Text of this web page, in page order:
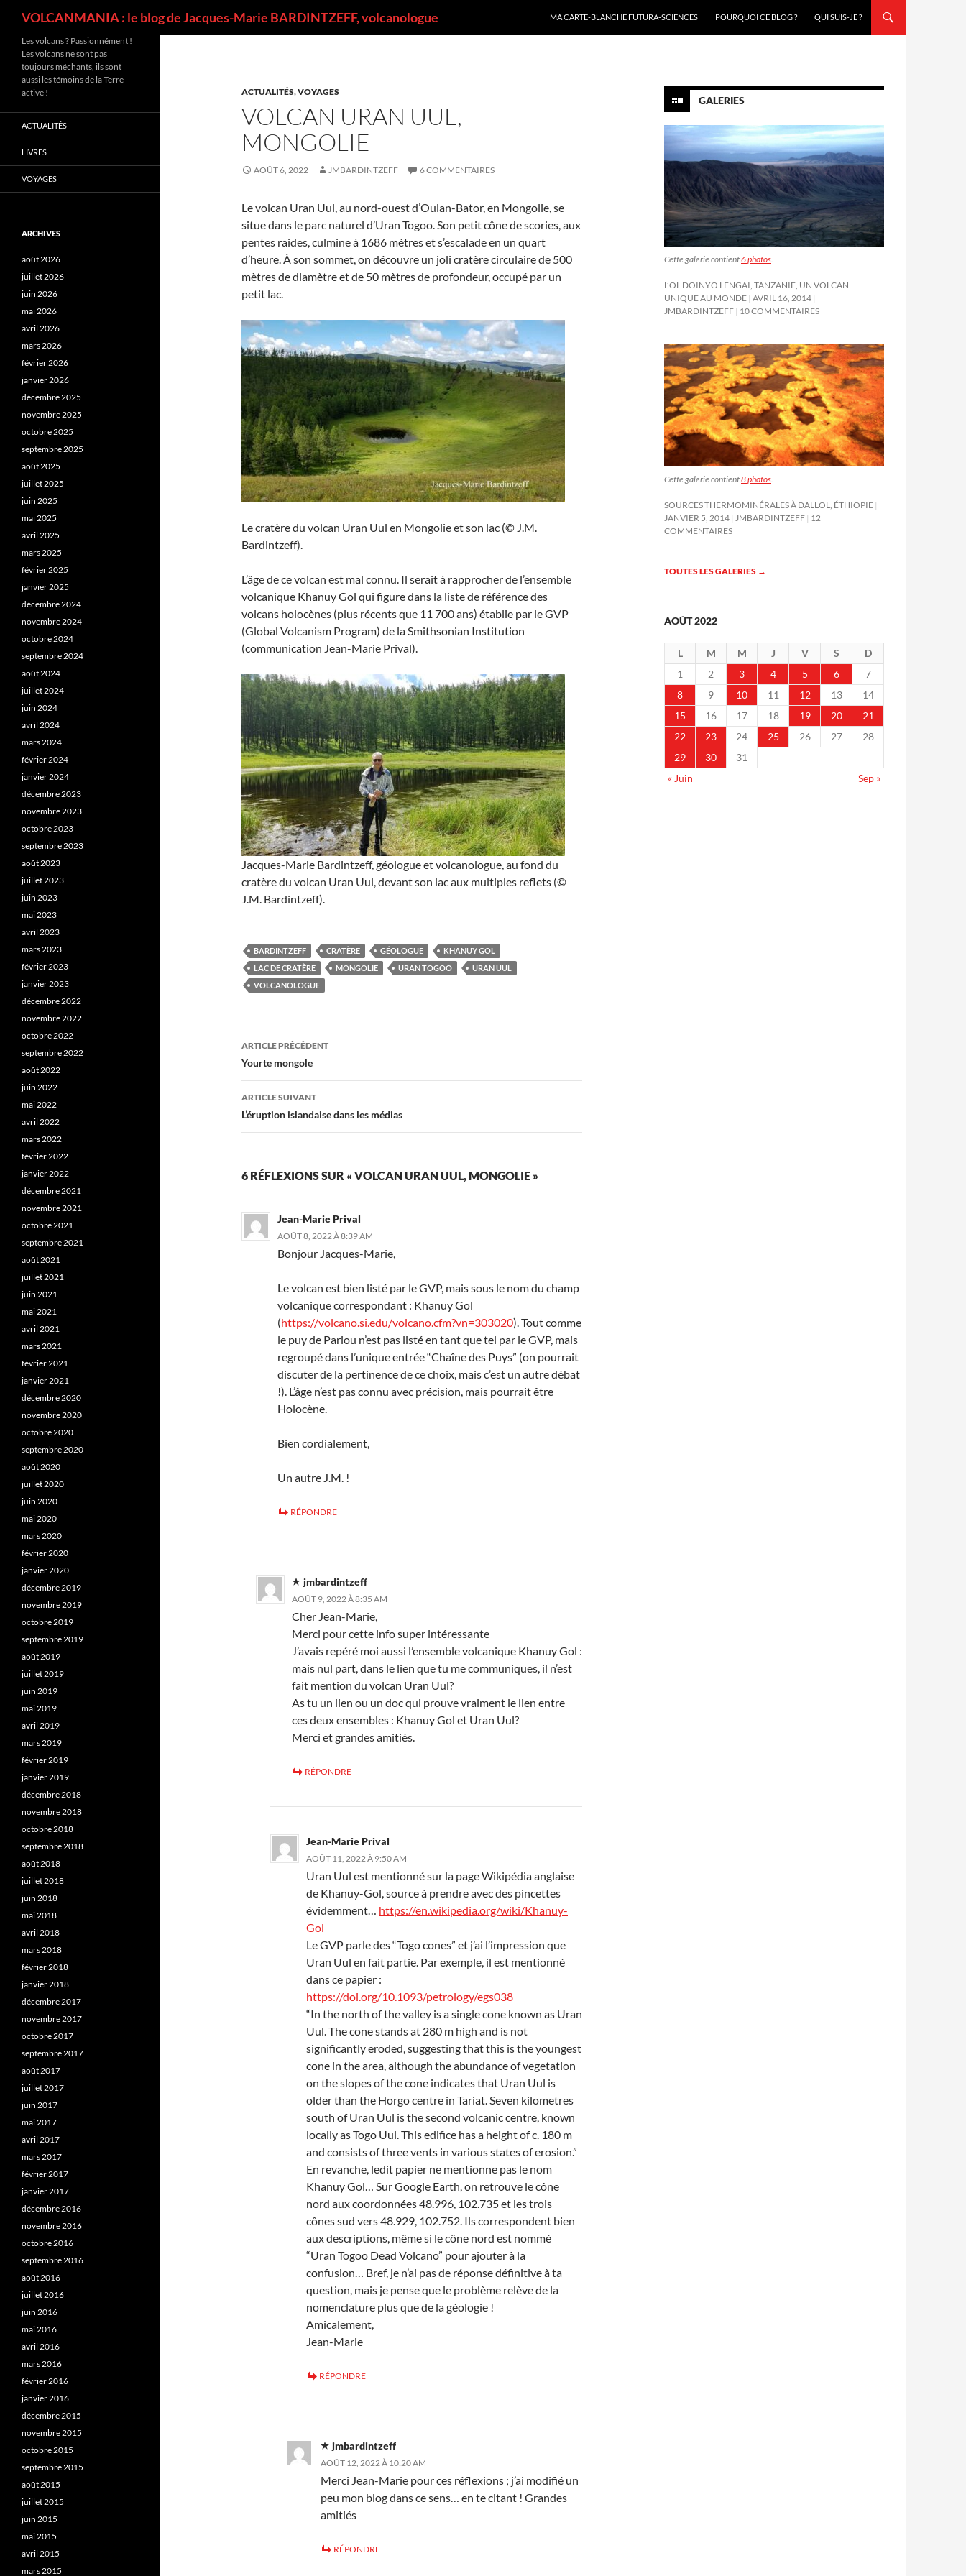
VOLCANMANIA : le blog de Jacques-Marie BARDINTZEFF, volcanologue
MA CARTE-BLANCHE FUTURA-SCIENCES
POURQUOI CE BLOG ? QUI SUIS-JE ?
ACTUALITÉS,VOYAGES
VOLCAN URAN UUL,
MONGOLIE
AOÛT 6, 2022 JMBARDINTZEFF 6 COMMENTAIRES
Le volcan Uran Uul, au nord-ouest d’Oulan-Bator, en Mongolie, se
situe dans le parc naturel d’Uran Togoo. Son petit cône de scories, aux
pentes raides, culmine à 1686 mètres et s’escalade en un quart
d’heure. À son sommet, on découvre un joli cratère circulaire de 500
mètres de diamètre et de 50 mètres de profondeur, occupé par un
petit lac.
Le cratère du volcan Uran Uul en Mongolie et son lac (© J.M.
Bardintzeff).
L’âge de ce volcan est mal connu. Il serait à rapprocher de l’ensemble
volcanique Khanuy Gol qui figure dans la liste de référence des
volcans holocènes (plus récents que 11 700 ans) établie par le GVP
(Global Volcanism Program) de la Smithsonian Institution
(communication Jean-Marie Prival).
Jacques-Marie Bardintzeff, géologue et volcanologue, au fond du
cratère du volcan Uran Uul, devant son lac aux multiples reflets (©
J.M. Bardintzeff).
BARDINTZEFF CRATÈRE GÉOLOGUE
KHANUY GOL
LAC DE CRATÈRE
MONGOLIE URAN TOGOO
URAN UUL
VOLCANOLOGUE
Navigation
des
articles
ARTICLE PRÉCÉDENT
Yourte mongole
ARTICLE SUIVANT
L’éruption islandaise dans les médias
6 RÉFLEXIONS SUR « VOLCAN URAN UUL, MONGOLIE »
Jean-Marie Prival
AOÛT 8, 2022 À 8:39 AM
Bonjour Jacques-Marie,
Le volcan est bien listé par le GVP, mais sous le nom du champ
volcanique correspondant : Khanuy Gol
(https://volcano.si.edu/volcano.cfm?vn=303020). Tout comme
le puy de Pariou n’est pas listé en tant que tel par le GVP, mais
regroupé dans l’unique entrée “Chaîne des Puys” (on pourrait
discuter de la pertinence de ce choix, mais c’est un autre débat
!). L’âge n’est pas connu avec précision, mais pourrait être
Holocène.
Bien cordialement,
Un autre J.M. !
RÉPONDRE
jmbardintzeff
AOÛT 9, 2022 À 8:35 AM
Cher Jean-Marie,
Merci pour cette info super intéressante
J’avais repéré moi aussi l’ensemble volcanique Khanuy Gol :
mais nul part, dans le lien que tu me communiques, il n’est
fait mention du volcan Uran Uul?
As tu un lien ou un doc qui prouve vraiment le lien entre
ces deux ensembles : Khanuy Gol et Uran Uul?
Merci et grandes amitiés.
RÉPONDRE
Jean-Marie Prival
AOÛT 11, 2022 À 9:50 AM
Uran Uul est mentionné sur la page Wikipédia anglaise
de Khanuy-Gol, source à prendre avec des pincettes
évidemment… https://en.wikipedia.org/wiki/Khanuy-
Gol
Le GVP parle des “Togo cones” et j’ai l’impression que
Uran Uul en fait partie. Par exemple, il est mentionné
dans ce papier :
https://doi.org/10.1093/petrology/egs038
“In the north of the valley is a single cone known as Uran
Uul. The cone stands at 280 m high and is not
significantly eroded, suggesting that this is the youngest
cone in the area, although the abundance of vegetation
on the slopes of the cone indicates that Uran Uul is
older than the Horgo centre in Tariat. Seven kilometres
south of Uran Uul is the second volcanic centre, known
locally as Togo Uul. This edifice has a height of c. 180 m
and consists of three vents in various states of erosion.”
En revanche, ledit papier ne mentionne pas le nom
Khanuy Gol… Sur Google Earth, on retrouve le cône
nord aux coordonnées 48.996, 102.735 et les trois
cônes sud vers 48.929, 102.752. Ils correspondent bien
aux descriptions, même si le cône nord est nommé
“Uran Togoo Dead Volcano” pour ajouter à la
confusion… Bref, je n’ai pas de réponse définitive à ta
question, mais je pense que le problème relève de la
nomenclature plus que de la géologie !
Amicalement,
Jean-Marie
RÉPONDRE
jmbardintzeff
AOÛT 12, 2022 À 10:20 AM
Merci Jean-Marie pour ces réflexions ; j’ai modifié un
peu mon blog dans ce sens… en te citant ! Grandes
amitiés
RÉPONDRE
GALERIES
Cette galerie contient6 photos.
L’OL DOINYO LENGAI, TANZANIE, UN VOLCAN
UNIQUE AU MONDE AVRIL 16, 2014
JMBARDINTZEFF 10 COMMENTAIRES
Cette galerie contient8 photos
SOURCES THERMOMINÉRALES À DALLOL, ÉTHIOPIE
JANVIER 5, 2014
JMBARDINTZEFF 12
COMMENTAIRES
TOUTES LES GALERIES →
AOÛT 2022
L M M J V S
D
1
2 3 4 5 6
7
8
9 10 11 12 13
14
15
16 17 18 19 20
21
22
23 24 25 26 27
28
29
30
31
« Juin
Sep »
Les volcans ? Passionnément !
Les volcans ne sont pas
toujours méchants, ils sont
aussi les témoins de la Terre
active !
ACTUALITÉS
LIVRES
VOYAGES
ARCHIVES
août 2026
juillet 2026
juin 2026
mai 2026
avril 2026
mars 2026
février 2026
janvier 2026
décembre 2025
novembre 2025
octobre 2025
septembre 2025
août 2025
juillet 2025
juin 2025
mai 2025
avril 2025
mars 2025
février 2025
janvier 2025
décembre 2024
novembre 2024
octobre 2024
septembre 2024
août 2024
juillet 2024
juin 2024
avril 2024
mars 2024
février 2024
janvier 2024
décembre 2023
novembre 2023
octobre 2023
septembre 2023
août 2023
juillet 2023
juin 2023
mai 2023
avril 2023
mars 2023
février 2023
janvier 2023
décembre 2022
novembre 2022
octobre 2022
septembre 2022
août 2022
juin 2022
mai 2022
avril 2022
mars 2022
février 2022
janvier 2022
décembre 2021
novembre 2021
octobre 2021
septembre 2021
août 2021
juillet 2021
juin 2021
mai 2021
avril 2021
mars 2021
février 2021
janvier 2021
décembre 2020
novembre 2020
octobre 2020
septembre 2020
août 2020
juillet 2020
juin 2020
mai 2020
mars 2020
février 2020
janvier 2020
décembre 2019
novembre 2019
octobre 2019
septembre 2019
août 2019
juillet 2019
juin 2019
mai 2019
avril 2019
mars 2019
février 2019
janvier 2019
décembre 2018
novembre 2018
octobre 2018
septembre 2018
août 2018
juillet 2018
juin 2018
mai 2018
avril 2018
mars 2018
février 2018
janvier 2018
décembre 2017
novembre 2017
octobre 2017
septembre 2017
août 2017
juillet 2017
juin 2017
mai 2017
avril 2017
mars 2017
février 2017
janvier 2017
décembre 2016
novembre 2016
octobre 2016
septembre 2016
août 2016
juillet 2016
juin 2016
mai 2016
avril 2016
mars 2016
février 2016
janvier 2016
décembre 2015
novembre 2015
octobre 2015
septembre 2015
août 2015
juillet 2015
juin 2015
mai 2015
avril 2015
mars 2015